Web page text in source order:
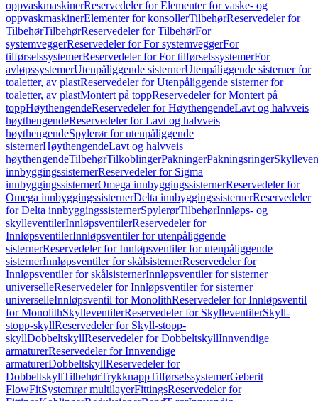
oppvaskmaskinerReservedeler for Elementer for vaske- og
oppvaskmaskinerElementer for konsollerTilbehørReservedeler for
TilbehørTilbehørReservedeler for TilbehørFor
systemveggerReservedeler for For systemveggerFor
tilførselssystemerReservedeler for For tilførselssystemerFor
avløpssystemerUtenpåliggende sisternerUtenpåliggende sisterner for
toaletter, av plastReservedeler for Utenpåliggende sisterner for
toaletter, av plastMontert på toppReservedeler for Montert på
toppHøythengendeReservedeler for HøythengendeLavt og halvveis
høythengendeReservedeler for Lavt og halvveis
høythengendeSpylerør for utenpåliggende
sisternerHøythengendeLavt og halvveis
høythengendeTilbehørTilkoblingerPakningerPakningsringer
innbyggingssisternerReservedeler for Sigma
innbyggingssisternerOmega innbyggingssisternerReservedeler for
Omega innbyggingssisternerDelta innbyggingssisternerReservedeler
for Delta innbyggingssisternerSpylerørTilbehørInnløps- og
skylleventilerInnløpsventilerReservedeler for
InnløpsventilerInnløpsventiler for utenpåliggende
sisternerReservedeler for Innløpsventiler for utenpåliggende
sisternerInnløpsventiler for skålsisternerReservedeler for
Innløpsventiler for skålsisternerInnløpsventiler for sisterner
universelleReservedeler for Innløpsventiler for sisterner
universelleInnløpsventil for MonolithReservedeler for Innløpsventil
for MonolithSkylleventilerReservedeler for SkylleventilerSkyll-
stopp-skyllReservedeler for Skyll-stopp-
skyllDobbeltskyllReservedeler for DobbeltskyllInnvendige
armaturerReservedeler for Innvendige
armaturerDobbeltskyllReservedeler for
DobbeltskyllTilbehørTrykknappTilførselssystemerGeberit
FlowFitSystemrør multilayerFittingsReservedeler for